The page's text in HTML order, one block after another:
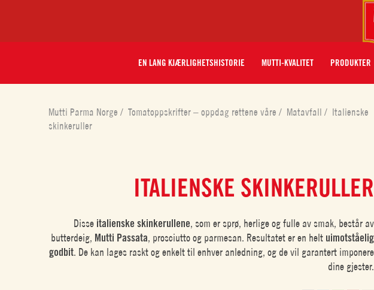
EN LANG KJÆRLIGHETSHISTORIE MUTTI-KVALITET PRODUKTER
Mutti Parma Norge/ Tomatoppskrifter – oppdag rettene våre/ Matavfall/ Italienske
skinkeruller
ITALIENSKE SKINKERULLER
Disse italienske skinkerullene, som er sprø, herlige og fulle av smak, består av
butterdeig, Mutti Passata, prosciutto og parmesan. Resultatet er en helt uimotståelig
godbit. De kan lages raskt og enkelt til enhver anledning, og de vil garantert imponere
dine gjester.